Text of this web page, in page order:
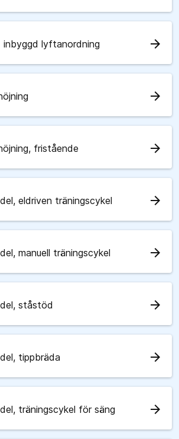
lyftanordning arrow_forward
arrow_forward
fristående arrow_forward
eldriven träningscykel arrow_forward
manuell träningscykel arrow_forward
ståstöd arrow_forward
tippbräda arrow_forward
träningscykel för säng arrow_forward